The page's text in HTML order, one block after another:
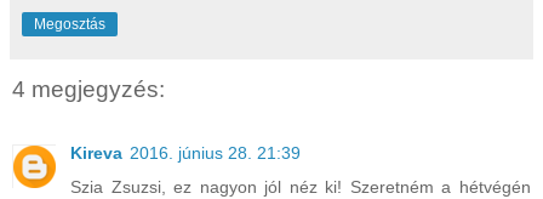
Megosztás
4 megjegyzés:
Kireva 2016. június 28. 21:39
Szia Zsuzsi, ez nagyon jól néz ki! Szeretném a hétvégén